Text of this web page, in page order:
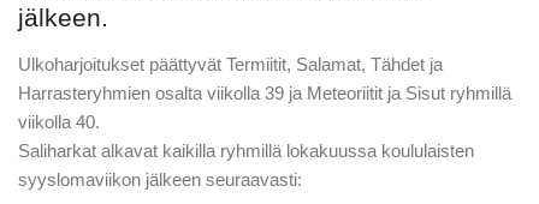
jälkeen.
Ulkoharjoitukset päättyvät Termiitit, Salamat, Tähdet ja
Harrasteryhmien osalta viikolla 39 ja Meteoriitit ja Sisut ryhmillä
viikolla 40.
Saliharkat alkavat kaikilla ryhmillä lokakuussa koululaisten
syyslomaviikon jälkeen seuraavasti: